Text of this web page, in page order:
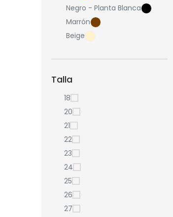
Negro - Planta Blanca
Marrón
Beige
Talla
18
20
21
22
23
24
25
26
27